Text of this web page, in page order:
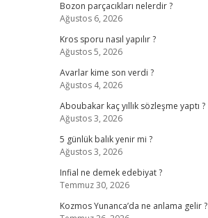
Bozon parçacıkları nelerdir ?
Ağustos 6, 2026
Kros sporu nasıl yapılır ?
Ağustos 5, 2026
Avarlar kime son verdi ?
Ağustos 4, 2026
Aboubakar kaç yıllık sözleşme yaptı ?
Ağustos 3, 2026
5 günlük balık yenir mi ?
Ağustos 3, 2026
Infial ne demek edebiyat ?
Temmuz 30, 2026
Kozmos Yunanca’da ne anlama gelir ?